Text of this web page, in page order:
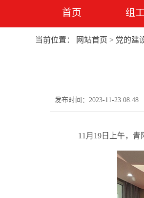
首页 组
当前位置： 网站首页 > 党的建
发布时间：2023-11-23 08:48
11月19日上午，青